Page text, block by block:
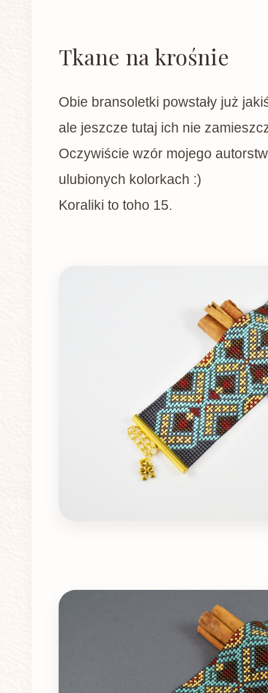
Tkane na krośnie
Obie bransoletki powstały już
ale jeszcze tutaj ich nie
Oczywiście wzór mojego
ulubionych kolorkach :)
Koraliki to toho 15.